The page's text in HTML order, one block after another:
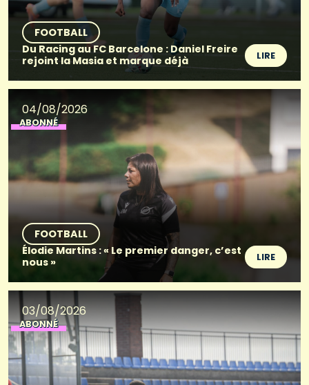
FOOTBALL
Du Racing au FC Barcelone : Daniel Freire
rejoint la Masia et marque déjà
LIRE
04/08/2026
ABONNÉ
FOOTBALL
Élodie Martins : « Le premier danger, c’est
nous »
LIRE
03/08/2026
ABONNÉ